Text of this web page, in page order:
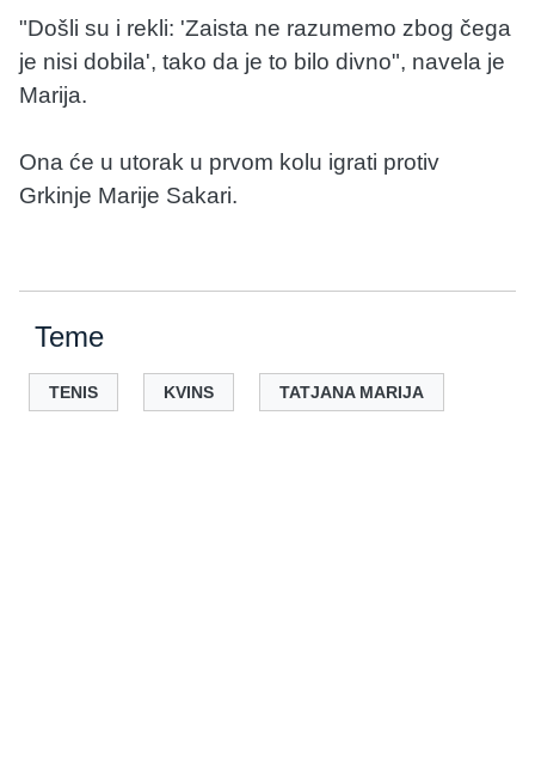
"Došli su i rekli: 'Zaista ne razumemo zbog čega
je nisi dobila', tako da je to bilo divno", navela je
Marija.
Ona će u utorak u prvom kolu igrati protiv
Grkinje Marije Sakari.
Teme
TENIS KVINS TATJANA MARIJA